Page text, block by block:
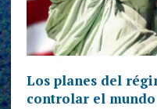
Los planes del
controlar el mundo